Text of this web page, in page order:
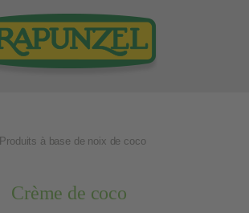
Produits à base de noix de coco
Crème de coco